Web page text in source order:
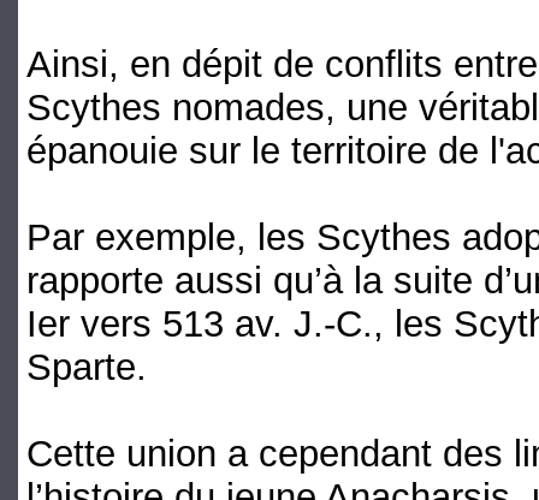
Ainsi, en dépit de conflits
Scythes nomades, une
épanouie sur le territoire de
Par exemple, les Scythes
rapporte aussi qu’à la suite
Ier vers 513 av. J.-C., les
Sparte.
Cette union a cependant des